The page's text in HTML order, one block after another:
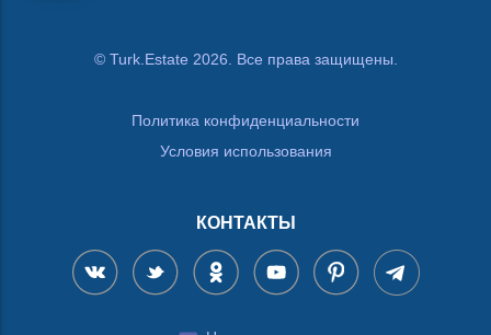
© Turk.Estate 2026. Все права защищены.
Политика конфиденциальности
Условия использования
КОНТАКТЫ